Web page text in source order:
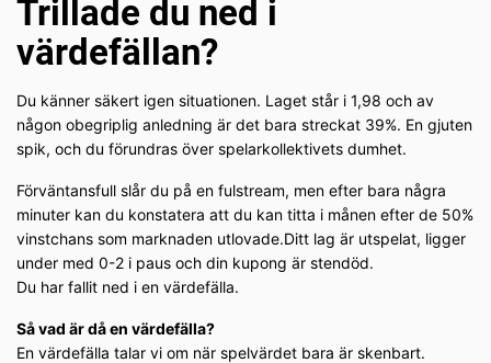
Trillade du ned i
värdefällan?
Du känner säkert igen situationen. Laget står i 1,98 och av
någon obegriplig anledning är det bara streckat 39%. En gjuten
spik, och du förundras över spelarkollektivets dumhet.
Förväntansfull slår du på en fulstream, men efter bara några
minuter kan du konstatera att du kan titta i månen efter de 50%
vinstchans som marknaden utlovade.Ditt lag är utspelat, ligger
under med 0-2 i paus och din kupong är stendöd.
Du har fallit ned i en värdefälla.
Så vad är då en värdefälla?
En värdefälla talar vi om när spelvärdet bara är skenbart.